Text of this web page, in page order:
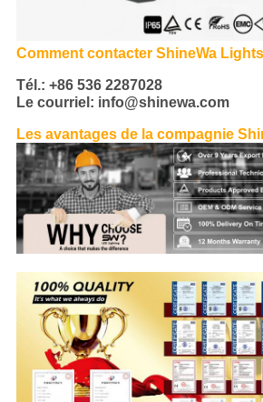
Comment contacter ShineWa
Tél.: +86 536 2287028
Le courriel: info@shinewa.com
Les avantages de la compagnie